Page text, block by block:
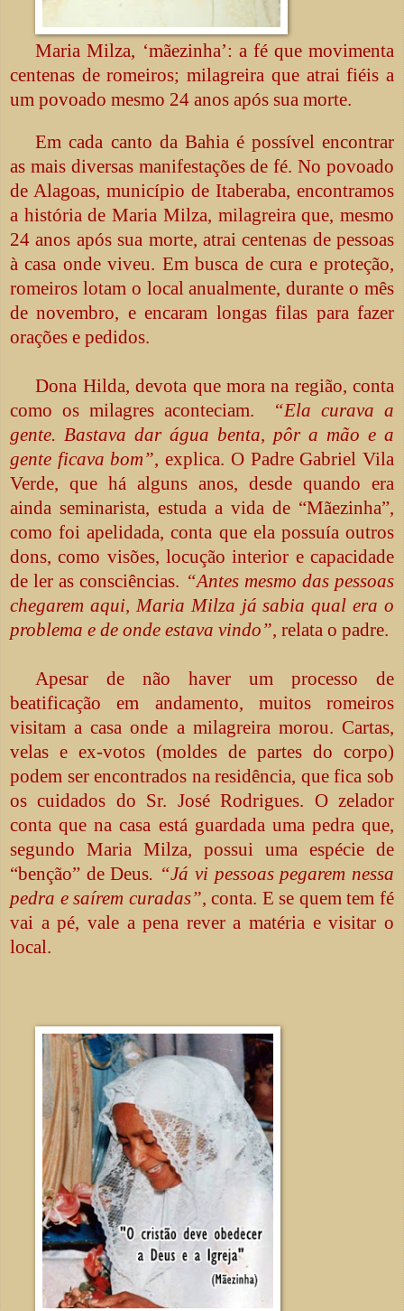
Maria Milza, ‘mãezinha’: a fé que movimenta
centenas de romeiros; milagreira que atrai fiéis a
um povoado mesmo 24 anos após sua morte.
Em cada canto da Bahia é possível encontrar
as mais diversas manifestações de fé. No povoado
de Alagoas, município de Itaberaba, encontramos
a história de Maria Milza, milagreira que, mesmo
24 anos após sua morte, atrai centenas de pessoas
à casa onde viveu. Em busca de cura e proteção,
romeiros lotam o local anualmente, durante o mês
de novembro, e encaram longas filas para fazer
orações e pedidos.
Dona Hilda, devota que mora na região, conta
como os milagres aconteciam.
“Ela curava a
gente. Bastava dar água benta, pôr a mão e a
gente ficava bom”, explica. O Padre Gabriel Vila
Verde, que há alguns anos, desde quando era
ainda seminarista, estuda a vida de “Mãezinha”,
como foi apelidada, conta que ela possuía outros
dons, como visões, locução interior e capacidade
de ler as consciências. “Antes mesmo das pessoas
chegarem aqui, Maria Milza já sabia qual era o
problema e de onde estava vindo”, relata o padre.
Apesar de não haver um processo de
beatificação em andamento, muitos romeiros
visitam a casa onde a milagreira morou. Cartas,
velas e ex-votos (moldes de partes do corpo)
podem ser encontrados na residência, que fica sob
os cuidados do Sr. José Rodrigues. O zelador
conta que na casa está guardada uma pedra que,
segundo Maria Milza, possui uma espécie de
“benção” de Deus. “Já vi pessoas pegarem nessa
pedra e saírem curadas”, conta. E se quem tem fé
vai a pé, vale a pena rever a matéria e visitar o
local.